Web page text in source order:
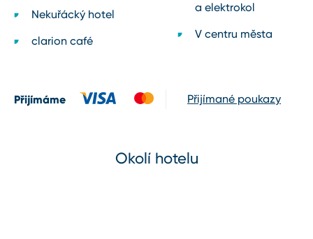
Nekuřácký hotel
clarion café
a elektrokol
V centru města
Přijímáme Přijímané poukazy
Okolí hotelu